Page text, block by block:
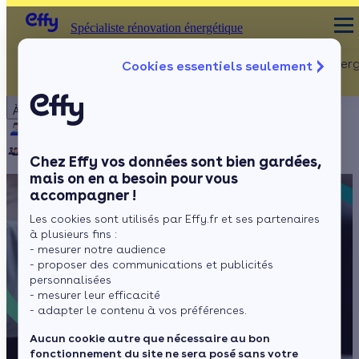
Cookies essentiels seulement
Chez Effy vos données sont bien gardées,
mais on en a besoin pour vous
accompagner !
Les cookies sont utilisés par Effy.fr et ses partenaires
à plusieurs fins :
- mesurer notre audience
- proposer des communications et publicités
personnalisées
- mesurer leur efficacité
- adapter le contenu à vos préférences.
Aucun cookie autre que nécessaire au bon
fonctionnement du site ne sera posé sans votre
À propos
Notre équipe
Rejoignez-nous Presse
Spécialiste rénovation énergétique Rénovation
Murs
Fenêtres
Sols
Spécialiste rénovation énergétique